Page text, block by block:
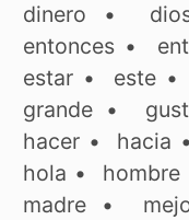
dinero •
entonces •
estar • este
grande •
hacer • hacia
hola • hombre
madre •